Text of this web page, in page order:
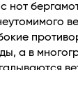
нот
а в